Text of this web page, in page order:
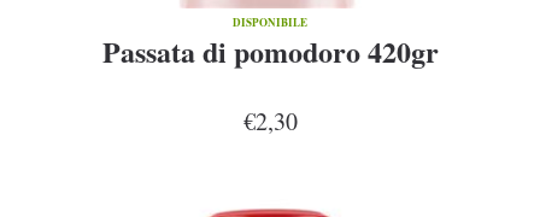
DISPONIBILE
Passata di pomodoro 420gr
€2,30